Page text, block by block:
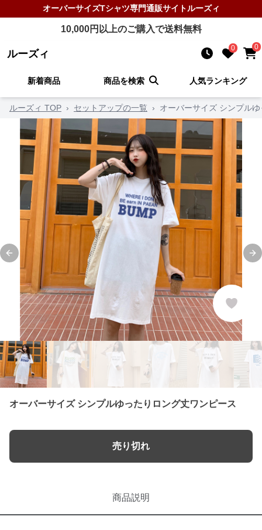
オーバーサイズTシャツ専門通販サイトルーズィ
10,000円以上のご購入で送料無料
ルーズィ 0 0
新着商品 商品を検索 人気ランキング
ルーズィ TOP › セットアップの一覧 › オーバーサイズ シンプル
Previous slide
オーバーサイズ シンプルゆったりロング丈ワンピース
売り切れ
商品説明